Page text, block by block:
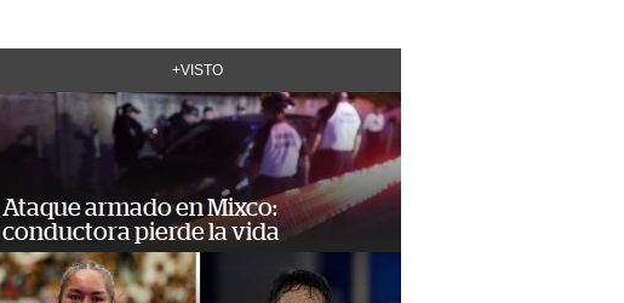
+VISTO
Ataque armado en Mixco:
conductora pierde la vida